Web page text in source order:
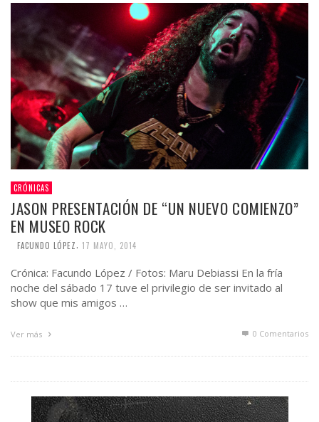
CRÓNICAS
JASON PRESENTACIÓN DE “UN NUEVO COMIENZO”
EN MUSEO ROCK
FACUNDO LÓPEZ, 17 MAYO, 2014
Crónica: Facundo López / Fotos: Maru Debiassi En la fría
noche del sábado 17 tuve el privilegio de ser invitado al
show que mis amigos …
Ver más 0 Comentarios